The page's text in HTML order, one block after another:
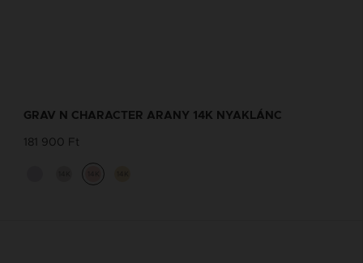
GRAV N CHARACTER ARANY 14K NYAKLÁNC
181 900 Ft